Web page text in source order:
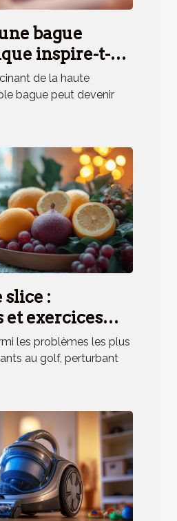
bague
inspire-t-
unique ?
de la haute
bague peut devenir
:
et exercices
les problèmes les plus
au golf, perturbant